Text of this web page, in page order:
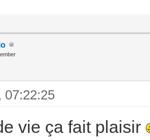
07:22:25
vie ça fait plaisir